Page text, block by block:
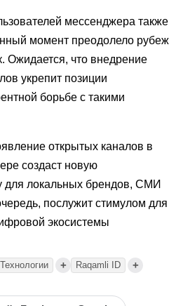
мессенджера также
момент преодолело рубеж
Ожидается, что внедрение
укрепит позиции
борьбе с такими
открытых каналов в
создаст новую
для локальных брендов, СМИ
послужит стимулом для
экосистемы
Технологии + Raqamli ID +